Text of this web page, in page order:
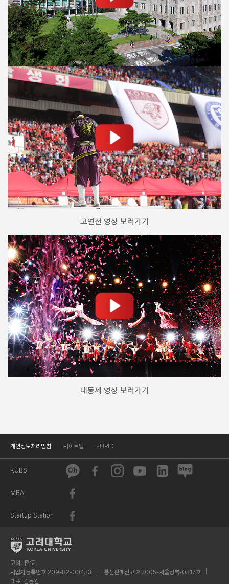
고연전 영상 보러가기
대동제 영상 보러가기
개인정보처리방침 사이트맵 KUPID
KUBS
MBA
Startup Station
고려대학교
사업자등록번호 209-82-00433
통신판매신고 제2005-서울성북-0317호
대표: 김동원